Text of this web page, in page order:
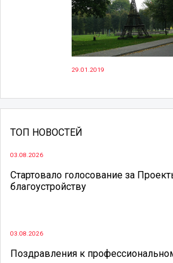
29.01.2019
ТОП НОВОСТЕЙ
03.08.2026
Стартовало голосование за
благоустройству
03.08.2026
Поздравления к